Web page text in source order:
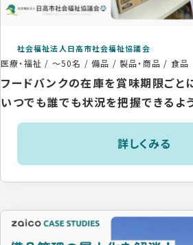
社会福祉法人日高市社会福祉協議会
医療・福祉 / ～50名 /備品 / 製品・商品 / 食品
フードバンクの在庫を賞味期限ごと
いつでも誰でも状況を把握できるよ
詳しくみる